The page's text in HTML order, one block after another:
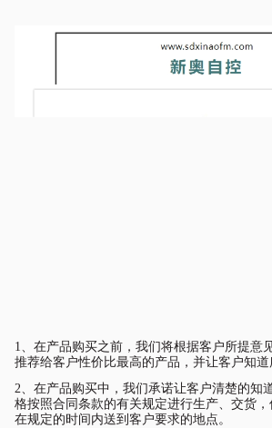
1、在产品购买之前，我们将根据客户所提意
推荐给客户性价比最高的产品，并让客户知道
2、在产品购买中，我们承诺让客户清楚的知
格按照合同条款的有关规定进行生产、交货
在规定的时间内送到客户要求的地点。